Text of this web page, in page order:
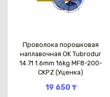
Проволока порошковая
наплавочная OK Tubrodur
14.71 1.6mm 16kg MF8-200-
CKPZ (Уценка)
19 650 ₸